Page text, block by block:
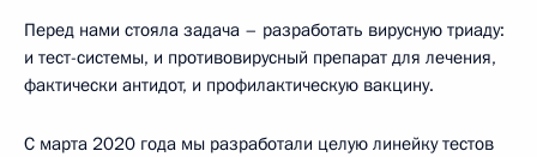
Перед нами стояла задача – разработать вирусную триаду:
и тест-системы, и противовирусный препарат для лечения,
фактически антидот, и профилактическую вакцину.
С марта 2020 года мы разработали целую линейку тестов